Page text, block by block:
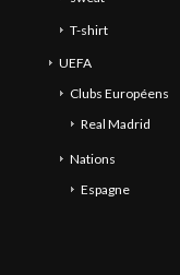
T-shirt
UEFA
Clubs Européens
Real Madrid
Nations
Espagne